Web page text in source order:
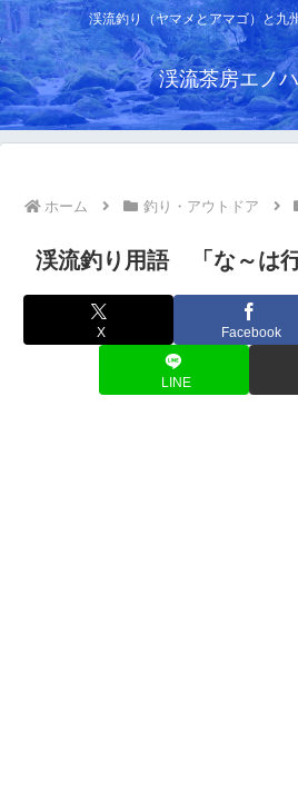
渓流釣り（ヤマメとアマゴ）と九
渓流茶房エ
ホーム 釣り・アウトドア
渓流釣り用語 「な～は行
X Facebook
LINE